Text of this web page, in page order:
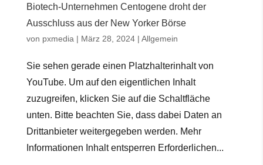
Biotech-Unternehmen Centogene droht der
Ausschluss aus der New Yorker Börse
von pxmedia | März 28, 2024| Allgemein
Sie sehen gerade einen Platzhalterinhalt von
YouTube. Um auf den eigentlichen Inhalt
zuzugreifen, klicken Sie auf die Schaltfläche
unten. Bitte beachten Sie, dass dabei Daten an
Drittanbieter weitergegeben werden. Mehr
Informationen Inhalt entsperren Erforderlichen...